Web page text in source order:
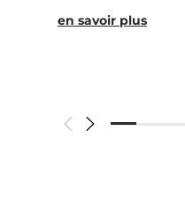
en savoir plus